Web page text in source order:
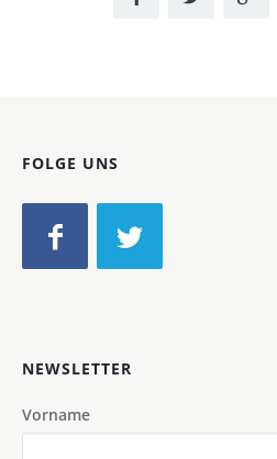
FOLGE UNS
NEWSLETTER
Vorname